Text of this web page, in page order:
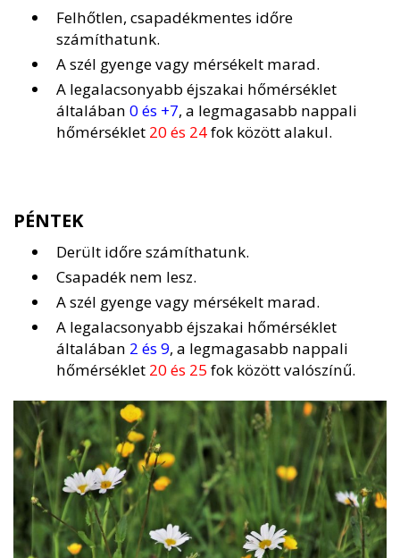
Felhőtlen, csapadékmentes időre
számíthatunk.
A szél gyenge vagy mérsékelt marad.
A legalacsonyabb éjszakai hőmérséklet
általában 0 és +7, a legmagasabb nappali
hőmérséklet 20 és 24fok között alakul.
PÉNTEK
Derült időre számíthatunk.
Csapadék nem lesz.
A szél gyenge vagy mérsékelt marad.
A legalacsonyabb éjszakai hőmérséklet
általában 2 és 9, a legmagasabb nappali
hőmérséklet 20 és 25 fok között valószínű.